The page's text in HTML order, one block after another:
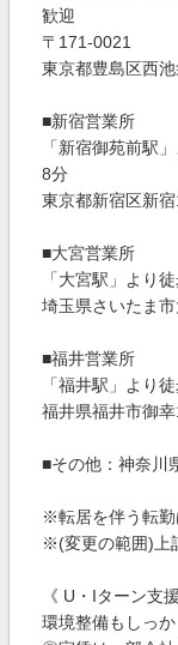
歓迎
〒171-0021
東京都豊島区西
■新宿営業所
「新宿御苑前駅
8分
東京都新宿区新
■大宮営業所
「大宮駅」より
埼玉県さいたま
■福井営業所
「福井駅」より
福井県福井市御
■その他：神奈川
※転居を伴う転勤
※(変更の範囲)上
《 U・Iターン支
環境整備もしっか